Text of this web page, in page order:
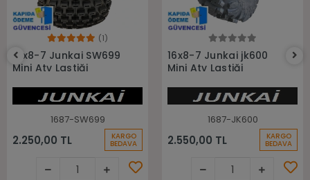
(1)
16x8-7 Junkai SW699
Mini Atv Lastiği
1687-SW699
2.250,00 TL KARGO
BEDAVA
16x8-7 Junkai jk600
Mini Atv Lastiği
1687-JK600
2.550,00 TL KARGO
BEDAVA